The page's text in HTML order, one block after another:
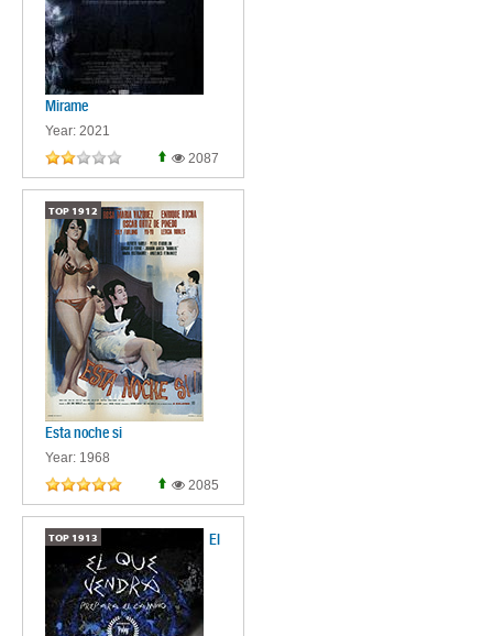
Mirame
Year: 2021
2087
TOP 1912
Esta noche si
Year: 1968
2085
TOP 1913 El